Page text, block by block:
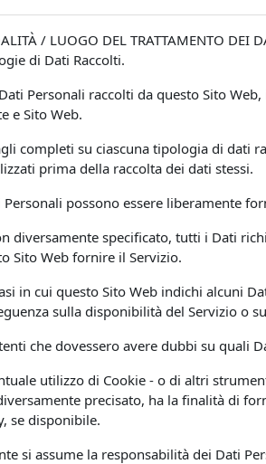
/ LUOGO DEL TRATTAMENTO DEI
di Dati Raccolti.
Personali raccolti da questo Sito
e Sito Web.
completi su ciascuna tipologia di dati
prima della raccolta dei dati stessi.
Personali possono essere liberamente
diversamente specificato, tutti i Dati
Sito Web fornire il Servizio.
in cui questo Sito Web indichi alcuni
sulla disponibilità del Servizio o
che dovessero avere dubbi su quali
utilizzo di Cookie - o di altri
precisato, ha la finalità di
se disponibile.
si assume la responsabilità dei Dati